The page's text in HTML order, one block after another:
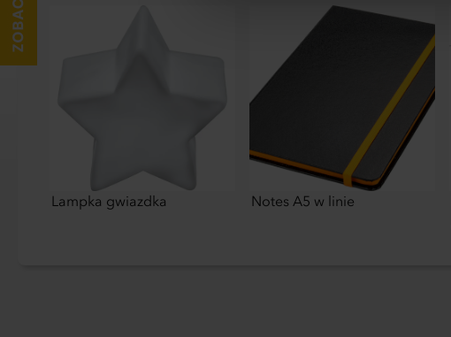
Lampka gwiazdka Notes A5 w linie